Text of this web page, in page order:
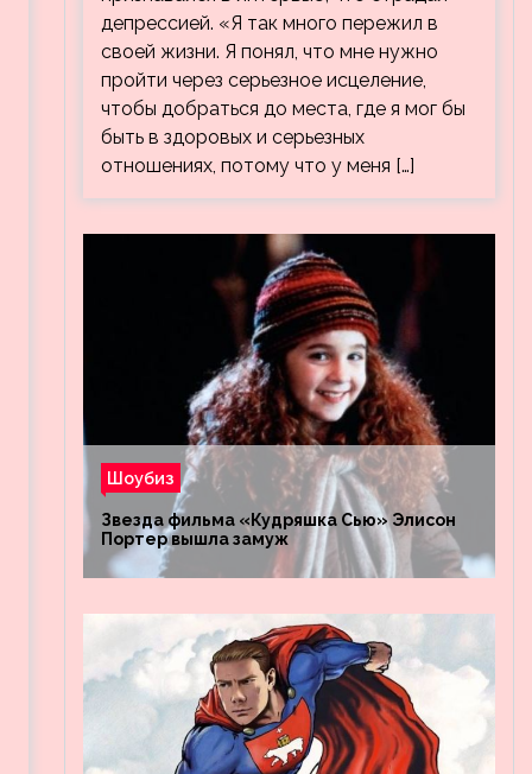
депрессией. «Я так много пережил в
своей жизни. Я понял, что мне нужно
пройти через серьезное исцеление,
чтобы добраться до места, где я мог бы
быть в здоровых и серьезных
отношениях, потому что у меня […]
Шоубиз
Звезда фильма «Кудряшка Сью» Элисон
Портер вышла замуж